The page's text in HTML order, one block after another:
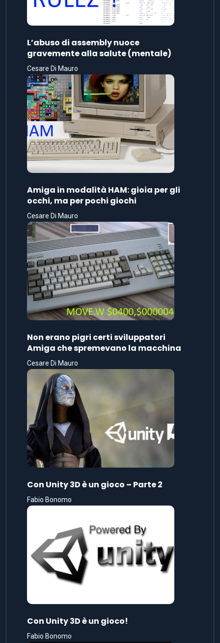
L’abuso di assembly nuoce
gravemente alla salute (mentale)
Cesare Di Mauro
Amiga in modalità HAM: gioia per gli
occhi, ma per pochi giochi
Cesare Di Mauro
Non erano pigri certi sviluppatori
Amiga che spremevano la macchina
Cesare Di Mauro
Con Unity 3D è un gioco – Parte 2
Fabio Bonomo
Con Unity 3D è un gioco!
Fabio Bonomo